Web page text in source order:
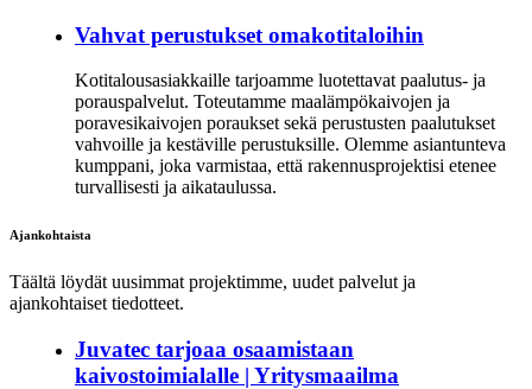
Vahvat perustukset omakotitaloihin
Kotitalousasiakkaille tarjoamme luotettavat paalutus- ja
porauspalvelut. Toteutamme maalämpökaivojen ja
poravesikaivojen poraukset sekä perustusten paalutukset
vahvoille ja kestäville perustuksille. Olemme asiantunteva
kumppani, joka varmistaa, että rakennusprojektisi etenee
turvallisesti ja aikataulussa.
Ajankohtaista
Täältä löydät uusimmat projektimme, uudet palvelut ja
ajankohtaiset tiedotteet.
Juvatec tarjoaa osaamistaan
kaivostoimialalle | Yritysmaailma